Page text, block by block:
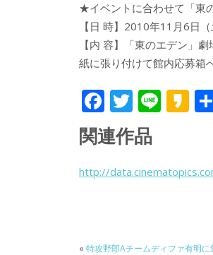
★イベントに合わせて「東
【日 時】2010年11月6日
【内 容】「東のエデン」
紙に張り付けて館内応募箱
F
ac
e
b
k
T
w
itt
er
Li K
a
関連作品
http://
« 特攻野郎Aチームディファ有明